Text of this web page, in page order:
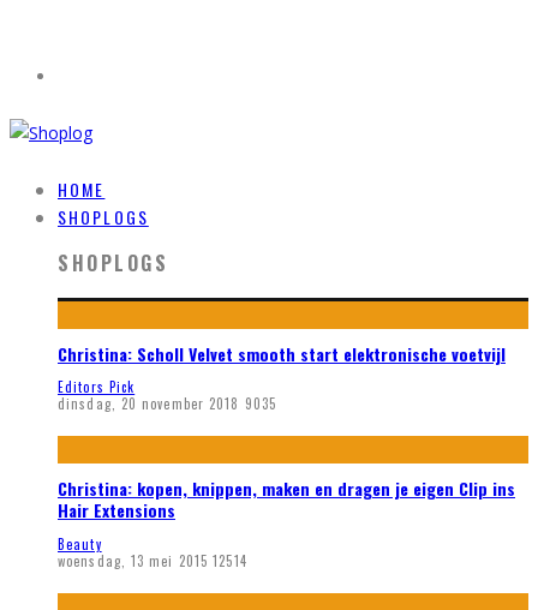
HOME
SHOPLOGS
SHOPLOGS
Christina: Scholl Velvet smooth start elektronische voetvijl
Editors Pick
dinsdag, 20 november 2018 9035
Christina: kopen, knippen, maken en dragen je eigen Clip ins
Hair Extensions
Beauty
woensdag, 13 mei 2015 12514